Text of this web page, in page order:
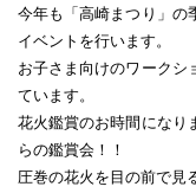
今年も「高崎まつり」の
イベントを行います。
お子さま向けのワークシ
ています。
花火鑑賞のお時間になり
らの鑑賞会！！
圧巻の花火を目の前で見